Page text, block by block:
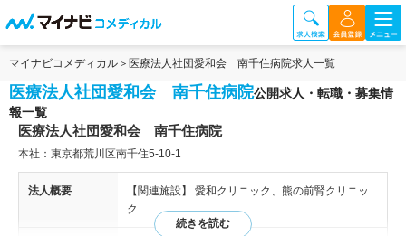
マイナビコメディカル 医療法人社団愛和会 南千住病院求人一覧
医療法人社団愛和会 南千住病院公開求人・転職・募集情
報一覧
医療法人社団愛和会 南千住病院
本社：東京都荒川区南千住5-10-1
法人概要
【関連施設】 愛和クリニック、熊の前腎クリニッ
ク